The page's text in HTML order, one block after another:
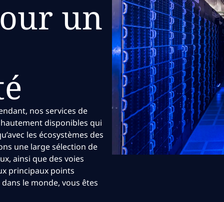
un
nos services de
disponibles qui
les écosystèmes des
une large sélection de
ainsi que des voies
principaux points
le monde, vous êtes